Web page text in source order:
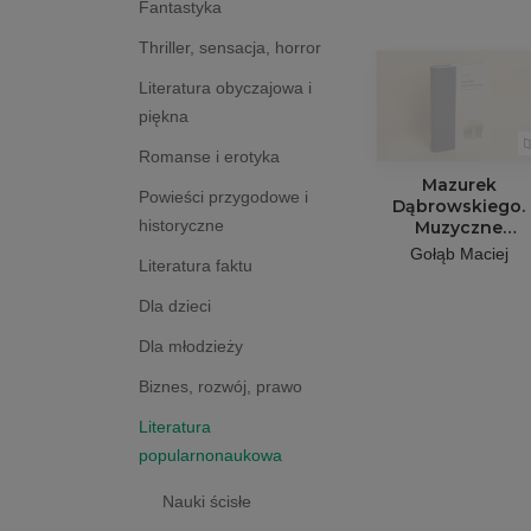
Fantastyka
Thriller, sensacja, horror
Literatura obyczajowa i
piękna
Romanse i erotyka
Powieści przygodowe i
historyczne
Literatura faktu
Dla dzieci
Dla młodzieży
Biznes, rozwój, prawo
Literatura
popularnonaukowa
Nauki ścisłe
Mazurek
Dąbrowskiego.
Muzyczne
narodziny
Gołąb Maciej